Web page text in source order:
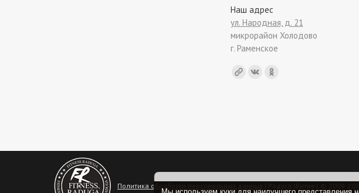
Наш адрес
ул. Народная, д. 21
микрорайон Холодово
г. Раменское
Find us on:
Политика обработки персональных данных